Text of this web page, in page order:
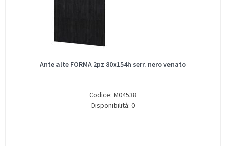
Ante alte FORMA 2pz 80x154h serr. nero venato
Codice: M04538
Disponibilità: 0